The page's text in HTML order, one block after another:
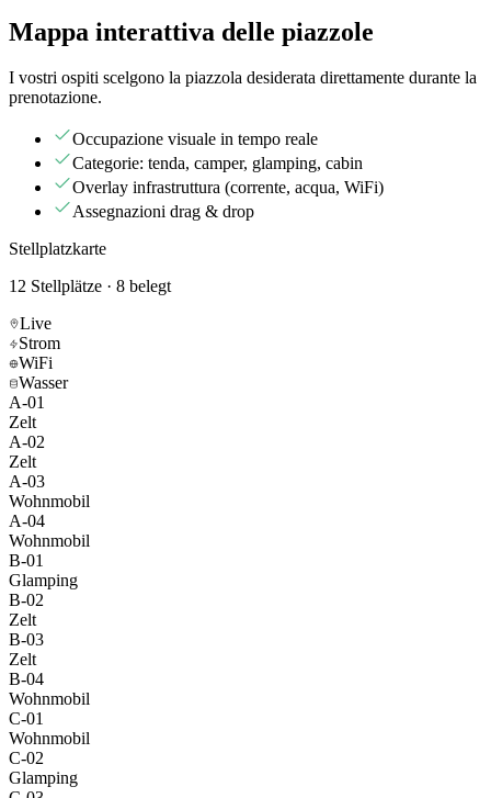
Mappa interattiva delle piazzole
I vostri ospiti scelgono la piazzola desiderata direttamente durante la
prenotazione.
Occupazione visuale in tempo reale
Categorie: tenda, camper, glamping, cabin
Overlay infrastruttura (corrente, acqua, WiFi)
Assegnazioni drag & drop
Stellplatzkarte
12 Stellplätze · 8 belegt
Live
Strom
WiFi
Wasser
A-01
Zelt
A-02
Zelt
A-03
Wohnmobil
A-04
Wohnmobil
B-01
Glamping
B-02
Zelt
B-03
Zelt
B-04
Wohnmobil
C-01
Wohnmobil
C-02
Glamping